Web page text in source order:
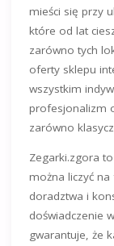
mieści się przy
które od lat
zarówno tych
oferty sklepu
wszystkim
profesjonalizm
zarówno
Zegarki.zgora
można liczyć
doradztwa i
doświadczenie
gwarantuje, że